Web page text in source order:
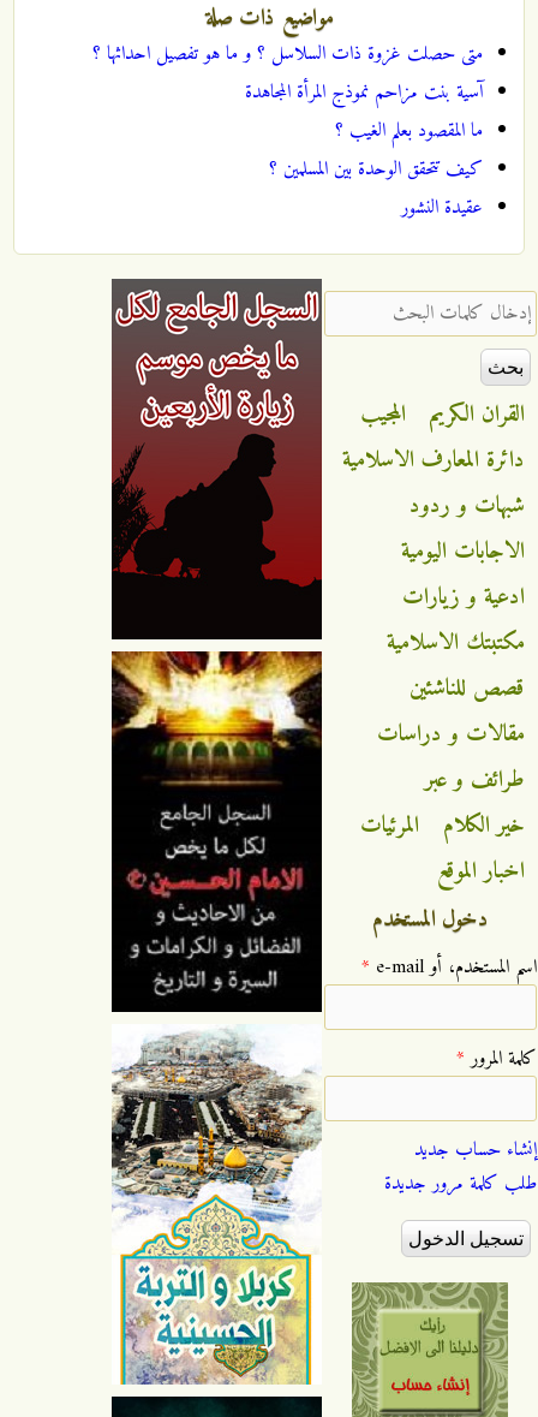
مواضيع ذات صلة
متى حصلت غزوة ذات السلاسل ؟ و ما هو تفصيل احداثها ؟
آسية بنت مزاحم نموذج المرأة المجاهدة
ما المقصود بعلم الغيب ؟
كيف تتحقق الوحدة بين المسلمين ؟
عقيدة النشور
‏إدخال كلمات البحث ‏
القران الكريم
المجيب
دائرة المعارف الاسلامية
شبهات و ردود
الاجابات اليومية
ادعية و زيارات
مكتبتك الاسلامية
قصص للناشئين
مقالات و دراسات
طرائف و عبر
خير الكلام
المرئيات
اخبار الموقع
دخول المستخدم
‏اسم المستخدم، أو e-mail ‏ *
‏كلمة المرور ‏*
إنشاء حساب جديد
طلب كلمة مرور جديدة